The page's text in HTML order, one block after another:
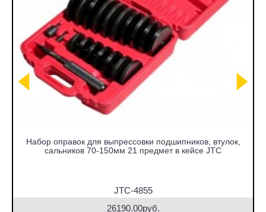
Набор оправок для выпрессовки подшипников, втулок,
сальников 70-150мм 21 предмет в кейсе JTC
JTC-4855
26190.00руб.